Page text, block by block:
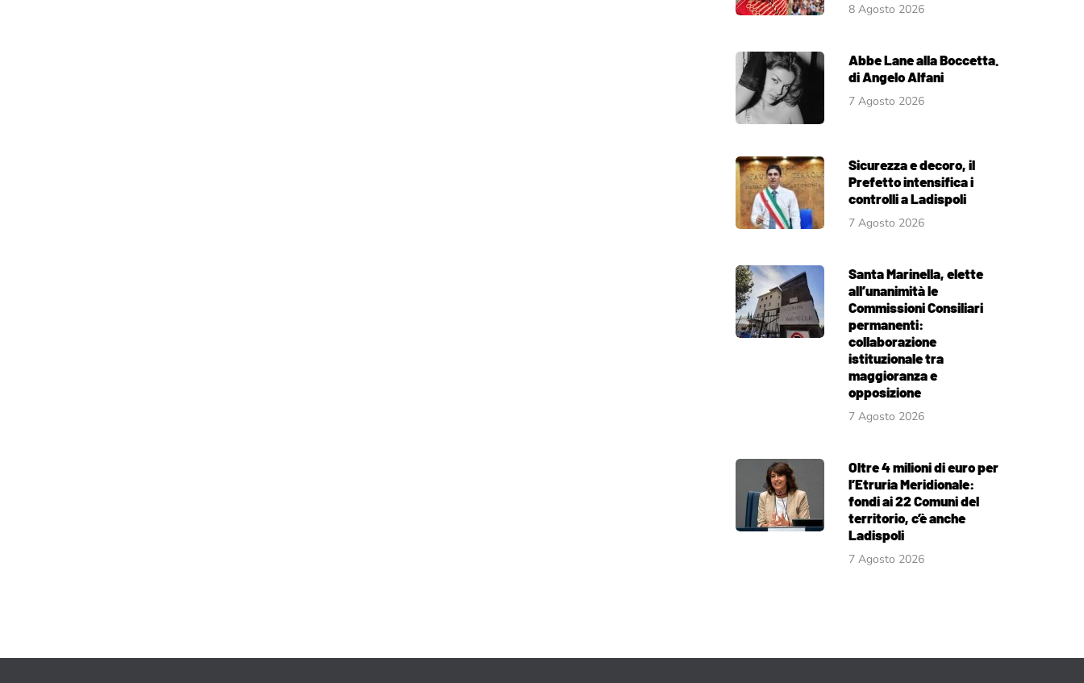
8 Agosto 2026
Abbe Lane alla Boccetta.
di Angelo Alfani
7 Agosto 2026
Sicurezza e decoro, il
Prefetto intensifica i
controlli a Ladispoli
7 Agosto 2026
Santa Marinella, elette
all’unanimità le
Commissioni Consiliari
permanenti:
collaborazione
istituzionale tra
maggioranza e
opposizione
7 Agosto 2026
Oltre 4 milioni di euro per
l’Etruria Meridionale:
fondi ai 22 Comuni del
territorio, c’è anche
Ladispoli
7 Agosto 2026